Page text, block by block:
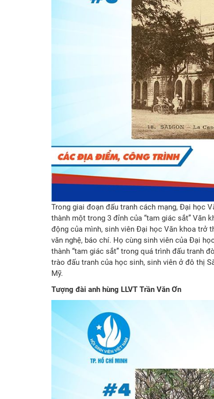
Trong giai đoạn đấu tranh cách mạng, Đại học
thành một trong 3 đỉnh của “tam giác sắt” Văn
động của mình, sinh viên Đại học Văn khoa trở
văn nghệ, báo chí. Họ cùng sinh viên của Đại
thành “tam giác sắt” trong quá trình đấu tranh
trào đấu tranh của học sinh, sinh viên ở đô thị
Mỹ.
Tượng đài anh hùng LLVT Trần Văn Ơn